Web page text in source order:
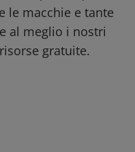
le macchie e tante
al meglio i nostri
gratuite.